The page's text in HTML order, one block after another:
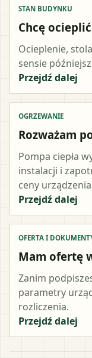
STAN BUDYNKU
Chcę
Ocieplenie,
sensie
Przejdź dalej
OGRZEWANIE
Rozważam
Pompa ciepła
instalacji i
ceny
Przejdź dalej
OFERTA I
Mam ofertę
Zanim
parametry
rozliczenia.
Przejdź dalej